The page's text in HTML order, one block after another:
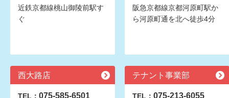
近鉄京都線桃山御陵前駅す
ぐ
阪急京都線京都河原町駅か
ら河原町通を北へ徒歩4分
西大路店
TEL： 075-585-6501
テナント事業部
TEL： 075-213-6055